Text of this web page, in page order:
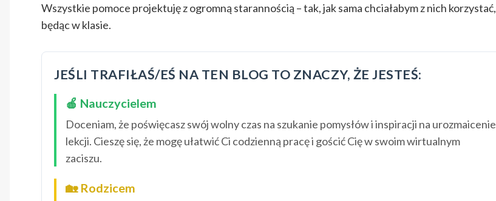
Wszystkie pomoce projektuję z ogromną starannością – tak, jak sama chciałabym z nich korzystać,
będąc w klasie.
JEŚLI TRAFIŁAŚ/EŚ NA TEN BLOG TO ZNACZY, ŻE JESTEŚ:
🍎 Nauczycielem
Doceniam, że poświęcasz swój wolny czas na szukanie pomysłów i inspiracji na urozmaicenie
lekcji. Cieszę się, że mogę ułatwić Ci codzienną pracę i gościć Cię w swoim wirtualnym
zaciszu.
🏡 Rodzicem